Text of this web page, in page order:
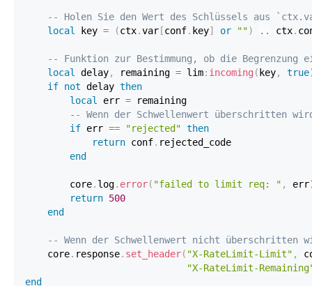
-- Holen Sie den Wert des Schlüssels aus
local key = (ctx.var [conf. key] or "") .. ctx.
-- Funktion zur Bestimmung, ob die
local delay, remaining = lim: incoming ( key, true
if not delay then
local err =
-- Wenn der Schwellenwert überschritten
if err == "rejected" then
return conf.
end
        core
. log. error( "failed to limit req: " , err
return 500
end
-- Wenn der Schwellenwert nicht überschritten
    core
. response. set_header( "X-RateLimit-Limit" ,
"X-RateLimit-
end